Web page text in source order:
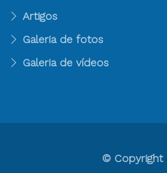
Artigos
Galeria de fotos
Galeria de vídeos
© Copyright